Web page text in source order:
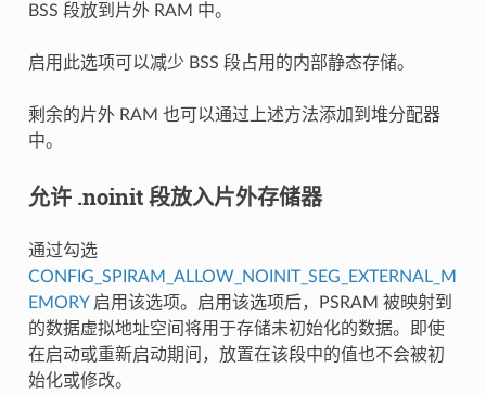
BSS 段放到片外 RAM 中。
启用此选项可以减少 BSS 段占用的内部静态存储。
剩余的片外 RAM 也可以通过上述方法添加到堆分配器
中。
允许 .noinit 段放入片外存储器
通过勾选
CONFIG_SPIRAM_ALLOW_NOINIT_SEG_EXTERNAL_M
EMORY启用该选项。启用该选项后，PSRAM 被映射到
的数据虚拟地址空间将用于存储未初始化的数据。即使
在启动或重新启动期间，放置在该段中的值也不会被初
始化或修改。